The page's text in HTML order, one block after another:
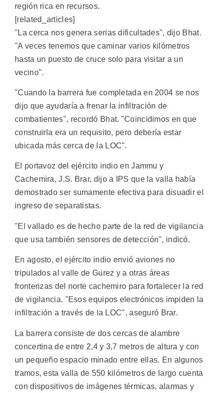
región rica en recursos.
[related_articles]
"La cerca nos genera serias dificultades", dijo Bhat.
"A veces tenemos que caminar varios kilómetros
hasta un puesto de cruce solo para visitar a un
vecino".
"Cuando la barrera fue completada en 2004 se nos
dijo que ayudaría a frenar la infiltración de
combatientes", recordó Bhat. "Coincidimos en que
construirla era un requisito, pero debería estar
ubicada más cerca de la LOC".
El portavoz del ejército indio en Jammu y
Cachemira, J.S. Brar, dijo a IPS que la valla había
demostrado ser sumamente efectiva para disuadir el
ingreso de separatistas.
"El vallado es de hecho parte de la red de vigilancia
que usa también sensores de detección", indicó.
En agosto, el ejército indio envió aviones no
tripulados al valle de Gurez y a otras áreas
fronterizas del norte cachemiro para fortalecer la red
de vigilancia. "Esos equipos electrónicos impiden la
infiltración a través de la LOC", aseguró Brar.
La barrera consiste de dos cercas de alambre
concertina de entre 2,4 y 3,7 metros de altura y con
un pequeño espacio minado entre ellas. En algunos
tramos, esta valla de 550 kilómetros de largo cuenta
con dispositivos de imágenes térmicas, alarmas y